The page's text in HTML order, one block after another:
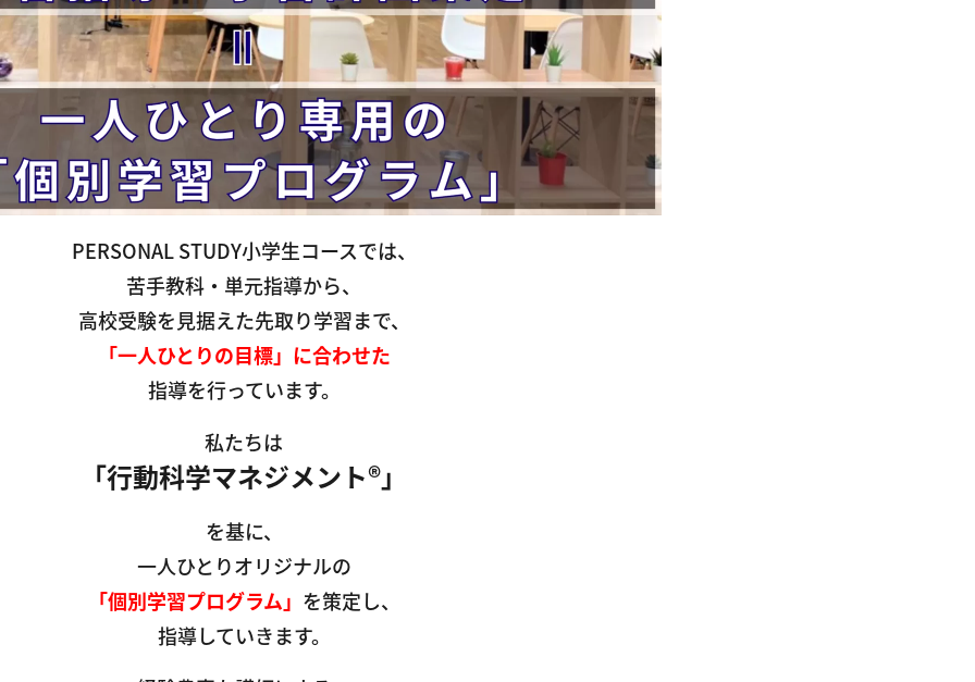
PERSONAL STUDY小学生コースでは、
苦手教科・単元指導から、
高校受験を見据えた先取り学習まで、
「一人ひとりの目標」に合わせた
指導を行っています。
私たちは
「行動科学マネジメント®」
を基に、
一人ひとりオリジナルの
「個別学習プログラム」 を策定し、
指導していきます。